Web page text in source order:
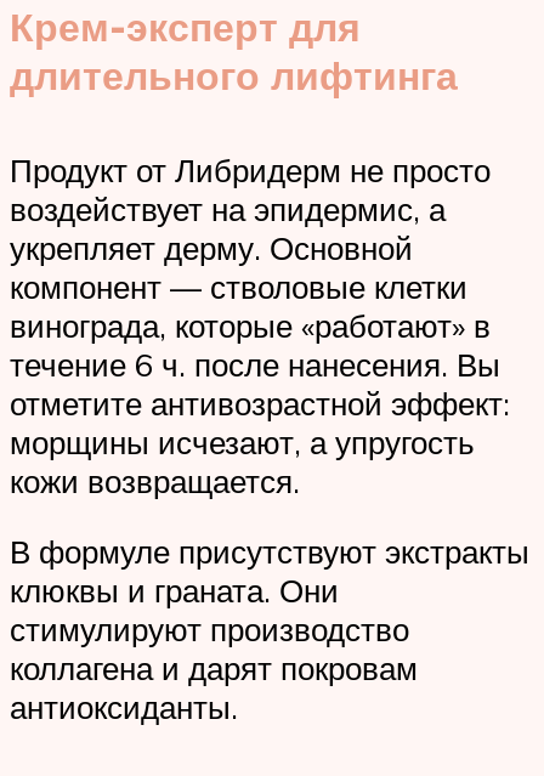
Крем-эксперт для
длительного лифтинга
Продукт от Либридерм не просто
воздействует на эпидермис, а
укрепляет дерму. Основной
компонент — стволовые клетки
винограда, которые «работают» в
течение 6 ч. после нанесения. Вы
отметите антивозрастной эффект:
морщины исчезают, а упругость
кожи возвращается.
В формуле присутствуют экстракты
клюквы и граната. Они
стимулируют производство
коллагена и дарят покровам
антиоксиданты.